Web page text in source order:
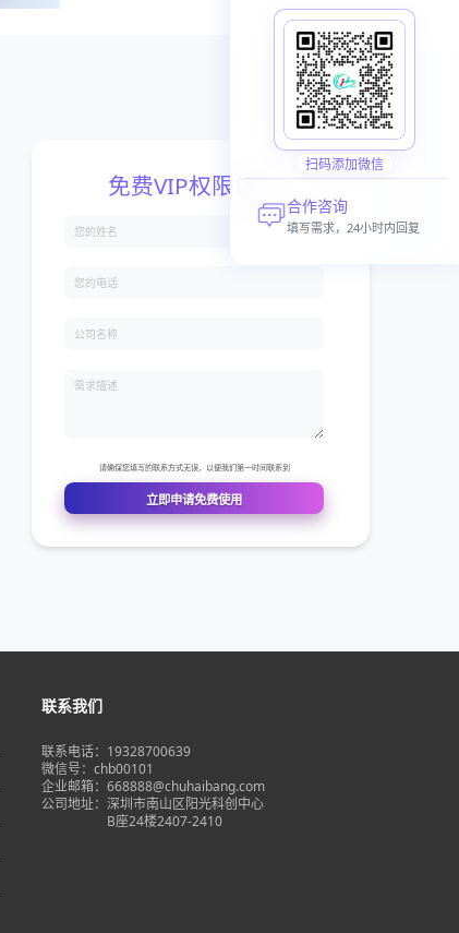
联系我们
联系电话：19328700639
微信号：chb00101
企业邮箱：668888@chuhaibang.com
公司地址： 深圳市南山区阳光科创中心
B座24楼2407-2410
扫码添加微信
合作咨询
填写需求，24小时内回复